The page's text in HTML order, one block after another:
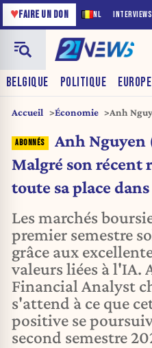
NL INTERVIEWS
♥FAIRE UN DON
BELGIQUE POLITIQUE EUROPE
Accueil Économie
Anh
place
Anh Nguyen
Malgré son récent
toute sa place
Les marchés
premier semestre
grâce aux
valeurs liées à l'IA.
Financial Analyst
s'attend à ce que
positive se
second semestre